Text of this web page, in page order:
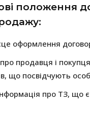
положення
оформлення
продавця і
що посвідчують
про ТЗ, що